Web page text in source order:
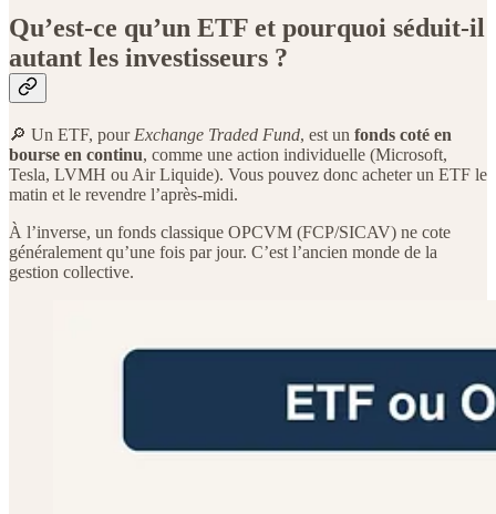
Qu’est-ce qu’un ETF et pourquoi séduit-il
autant les investisseurs ?
🔎 Un ETF, pour Exchange Traded Fund, est un fonds coté en
bourse en continu, comme une action individuelle (Microsoft,
Tesla, LVMH ou Air Liquide). Vous pouvez donc acheter un ETF le
matin et le revendre l’après-midi.
À l’inverse, un fonds classique OPCVM (FCP/SICAV) ne cote
généralement qu’une fois par jour. C’est l’ancien monde de la
gestion collective.